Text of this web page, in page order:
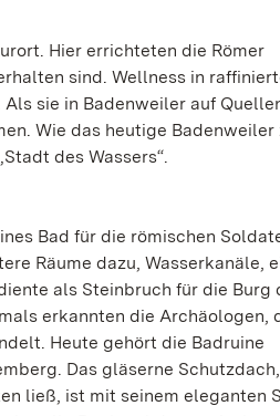
Hier errichteten die Römer
sind. Wellness in
sie in Badenweiler auf
Wie das heutige Badenweiler
des Wassers“.
Bad für die römischen
Räume dazu, Wasserkanäle,
als Steinbruch für die Burg
erkannten die Archäologen,
Heute gehört die Badruine
Das gläserne
ließ, ist mit seinem eleganten